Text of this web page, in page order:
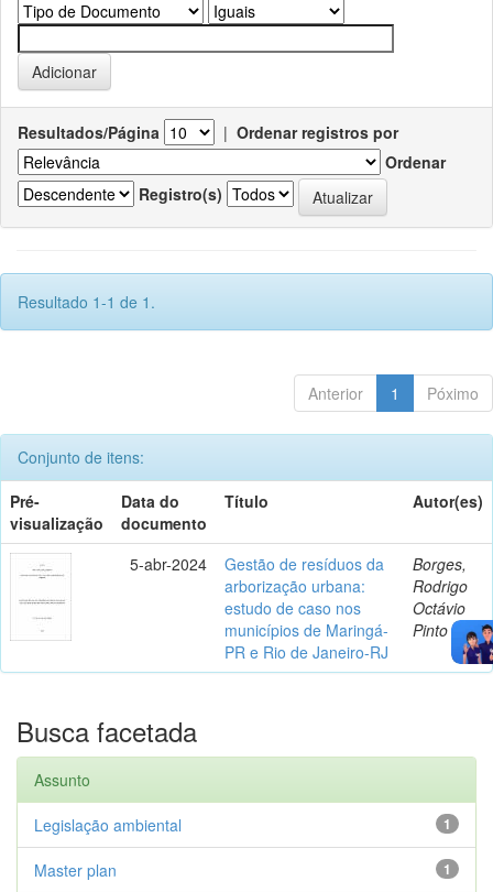
Resultados/Página | Ordenar registros por
Ordenar
Registro(s)
Resultado 1-1 de 1.
Anterior 1 Póximo
Conjunto de itens:
Pré-
visualização
Data do
documento
Título Autor(es)
5-abr-2024
Gestão de resíduos da
arborização urbana:
estudo de caso nos
municípios de Maringá-
PR e Rio de Janeiro-RJ
Borges,
Rodrigo
Octávio
Pinto
Busca facetada
Assunto
1
Legislação ambiental
1
Master plan